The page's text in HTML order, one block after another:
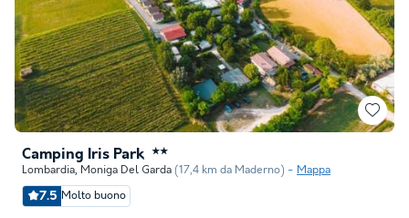
Camping Iris Park ★★
Lombardia, Moniga Del Garda (17,4 km da Maderno) Mappa
7.5 Molto buono